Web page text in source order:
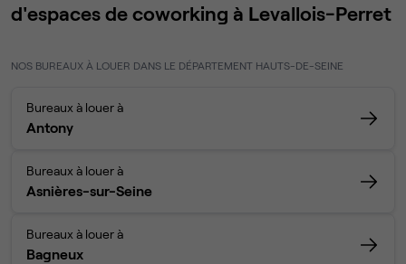
d'espaces de coworking à Levallois-Perret
NOS BUREAUX À LOUER DANS LE DÉPARTEMENT HAUTS-DE-SEINE
Bureaux à louer à
Antony
Bureaux à louer à
Asnières-sur-Seine
Bureaux à louer à
Bagneux